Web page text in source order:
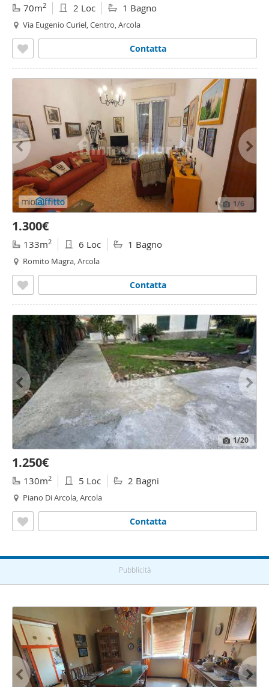
70m2 2 Loc 1 Bagno
Via Eugenio Curiel, Centro, Arcola
Contatta
1/6
1.300€
133m2 6 Loc 1 Bagno
Romito Magra, Arcola
Contatta
1/20
1.250€
130m2 5 Loc 2 Bagni
Piano Di Arcola, Arcola
Contatta
Pubblicità